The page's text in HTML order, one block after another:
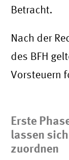
Betracht.
Nach der
des BFH
Vorsteuern
Erste
lassen
zuordnen